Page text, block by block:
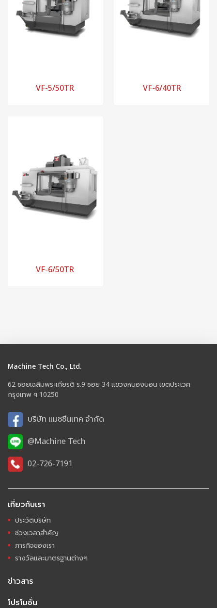
VF-5/50TR VF-6/40TR
VF-6/50TR
Machine Tech Co., Ltd.
62 ซอยเฉลิมพระเกียรติ ร.9 ซอย 34 แขวงหนองบอน เขตประเวศ
กรุงเทพ ฯ 10250
บริษัท แมชชีนเทค จำกัด
@Machine Tech
02-726-7191
เกี่ยวกับเรา
ประวัติบริษัท
ช่วงเวลาสำคัญ
ภารกิจของเรา
รางวัลและมาตรฐานต่างๆ
ข่าวสาร
โปรโมชั่น